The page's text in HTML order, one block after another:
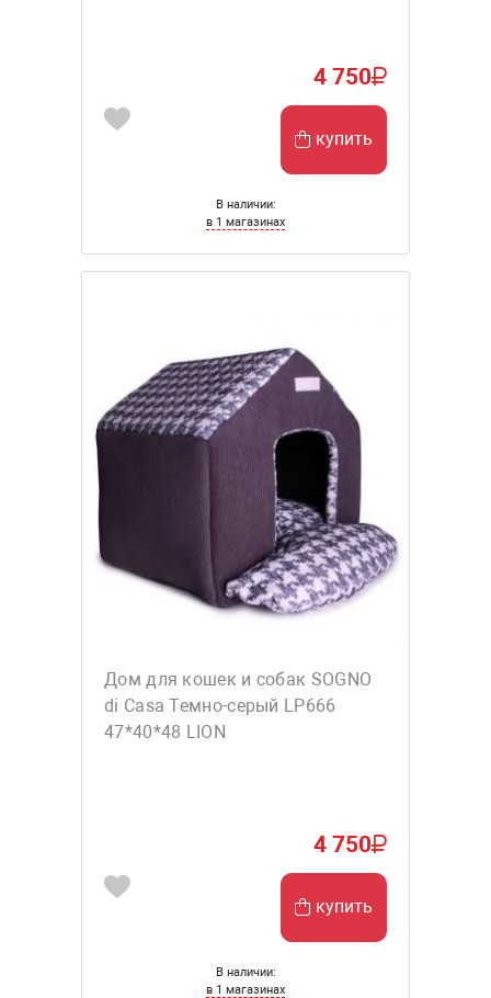
4 750
купить
В наличии:
в 1 магазинах
Дом для кошек и собак SOGNO
di Casa Темно-серый LP666
47*40*48 LION
4 750
купить
В наличии:
в 1 магазинах